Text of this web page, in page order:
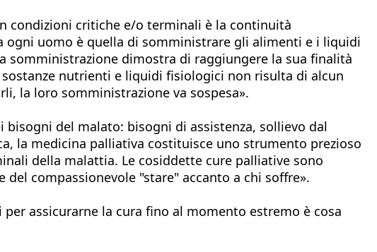
condizioni critiche e/o terminali è la continuità
ogni uomo è quella di somministrare gli alimenti e i liquidi
somministrazione dimostra di raggiungere la sua finalità
nutrienti e liquidi fisiologici non risulta di alcun
la loro somministrazione va sospesa».
del malato: bisogni di assistenza, sollievo dal
la medicina palliativa costituisce uno strumento prezioso
della malattia. Le cosiddette cure palliative sono
compassionevole "stare" accanto a chi soffre».
assicurarne la cura fino al momento estremo è cosa